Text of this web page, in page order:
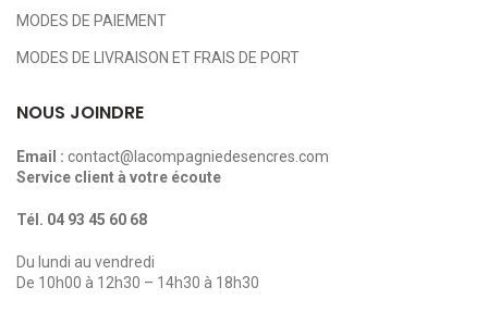
MODES DE PAIEMENT
MODES DE LIVRAISON ET FRAIS DE PORT
NOUS JOINDRE
Email : contact@lacompagniedesencres.com
Service client à votre écoute
Tél. 04 93 45 60 68
Du lundi au vendredi
De 10h00 à 12h30 – 14h30 à 18h30